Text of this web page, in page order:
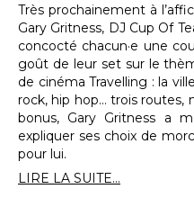
Très prochainement à
Gary Gritness, DJ Cup Of
concocté chacun·e une
goût de leur set sur le
de cinéma Travelling : la
rock, hip hop… trois routes,
bonus, Gary Gritness a
expliquer ses choix de
pour lui.
LIRE LA SUITE...